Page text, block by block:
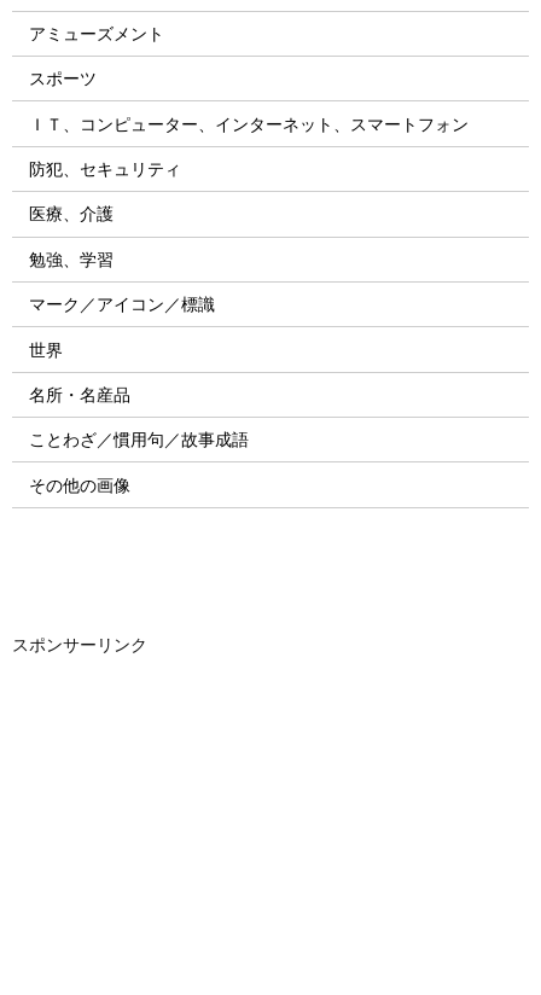
アミューズメント
スポーツ
ＩＴ、コンピューター、インターネット、スマートフォン
防犯、セキュリティ
医療、介護
勉強、学習
マーク／アイコン／標識
世界
名所・名産品
ことわざ／慣用句／故事成語
その他の画像
スポンサーリンク